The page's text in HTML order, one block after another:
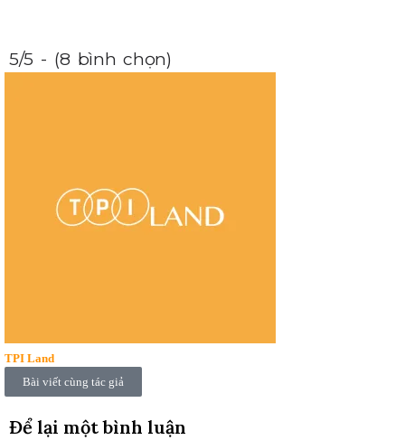
5/5 - (8 bình chọn)
TPI Land
Bài viết cùng tác giả
Để lại một bình luận